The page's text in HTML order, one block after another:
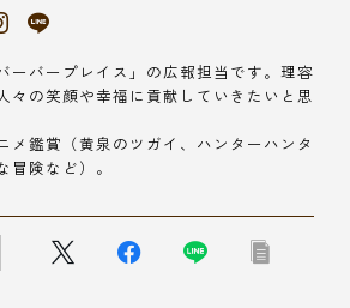
ーバープレイス」の広報担当です。理容
々の笑顔や幸福に貢献していきたいと思
メ鑑賞（黄泉のツガイ、ハンターハンタ
険など）。